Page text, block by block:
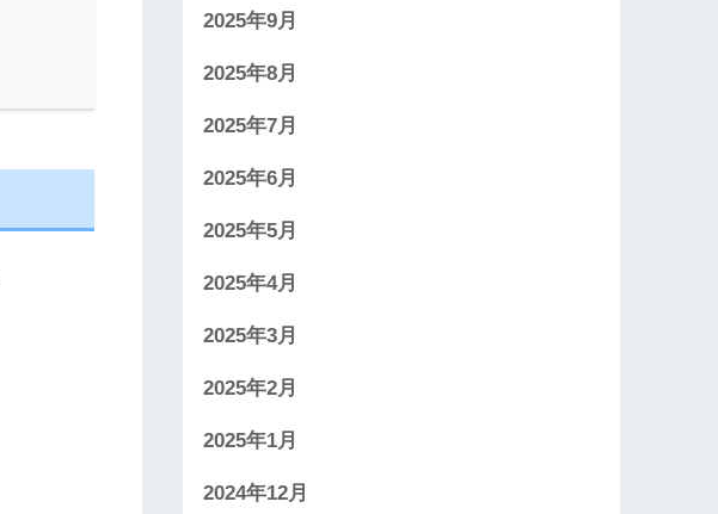
2025年9月
2025年8月
2025年7月
2025年6月
2025年5月
2025年4月
2025年3月
2025年2月
2025年1月
2024年12月